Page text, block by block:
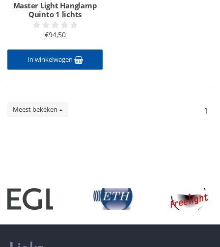
Master Light Hanglamp
Quinto 1 lichts
€94,50
In winkelwagen
Meest bekeken 1